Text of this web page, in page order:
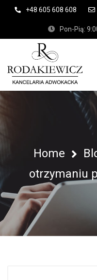
+48 605 608 608
Pon-Pią:
Home
otrzymaniu